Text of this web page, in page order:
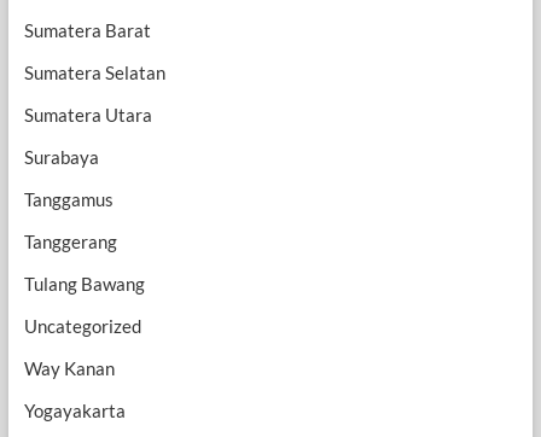
Sumatera Barat
Sumatera Selatan
Sumatera Utara
Surabaya
Tanggamus
Tanggerang
Tulang Bawang
Uncategorized
Way Kanan
Yogayakarta